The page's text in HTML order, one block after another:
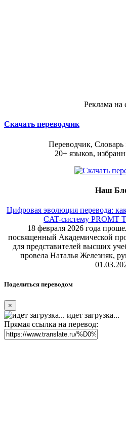
Реклама на
Скачать переводчик
Переводчик, Словарь
20+ языков,
Наш
Цифровая эволюция перевода:
CAT-систему PROMT
18 февраля 2026 года
посвященный Академической
для представителей высших
провела Наталья Железняк,
Поделиться переводом
×
идет загрузка...
Прямая ссылка на перевод: